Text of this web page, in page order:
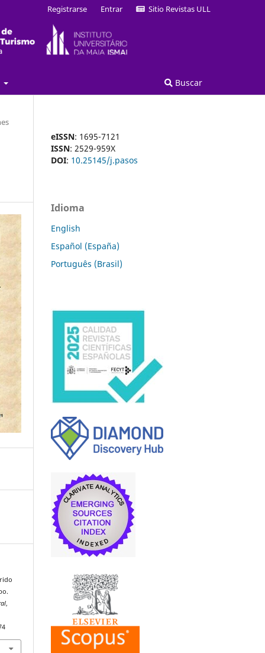
Buscar
Registrarse Entrar Sitio Revistas ULL
,
eISSN: 1695-7121
ISSN: 2529-959X
DOI: 10.25145/j.pasos
Idioma
English
Español (España)
Português (Brasil)